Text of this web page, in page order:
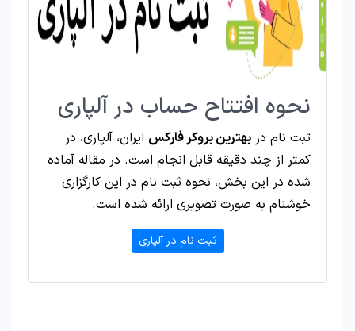
نحوه افتتاح حساب در آلپاری
ثبت نام در بهترین بروکر فارکس ایران، آلپاری، در
کمتر از چند دقیقه قابل انجام است. در مقاله آماده
شده در این بخش، نحوه ثبت نام در این کارگزاری
خوشنام به صورت تصویری ارائه شده است.
ثبت نام در آلپاری